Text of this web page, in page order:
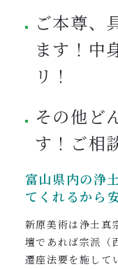
ご本尊、
ます！中
リ！
その他ど
す！ご相
富山県内の浄
てくれるから
新原美術は浄土真
壇であれば宗派（
遷座法要を施して